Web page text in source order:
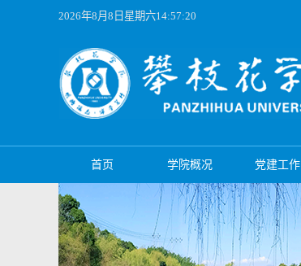
2026年8月8日星期六14:57:20
首页 学院概况 党建工作